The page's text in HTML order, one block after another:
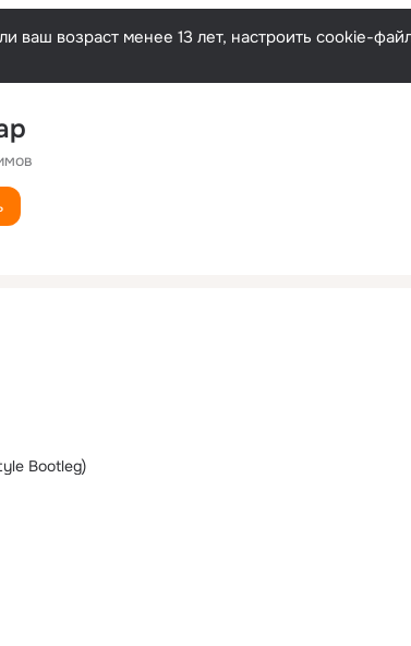
ваш возраст менее 13 лет, настроить cookie-
Bootleg)